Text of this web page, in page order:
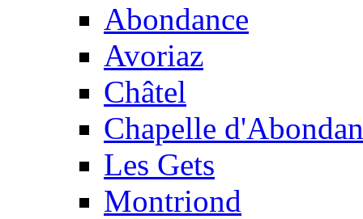
Abondance
Avoriaz
Châtel
Chapelle
Les Gets
Montriond